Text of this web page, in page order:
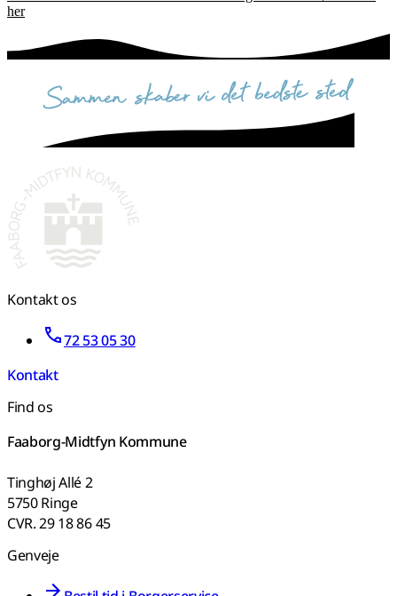
her
sammen skaber vi det bedste sted
Kontakt os
72 53 05 30
Kontakt
Find os
Faaborg-Midtfyn Kommune
Tinghøj Allé 2
5750 Ringe
CVR. 29 18 86 45
Genveje